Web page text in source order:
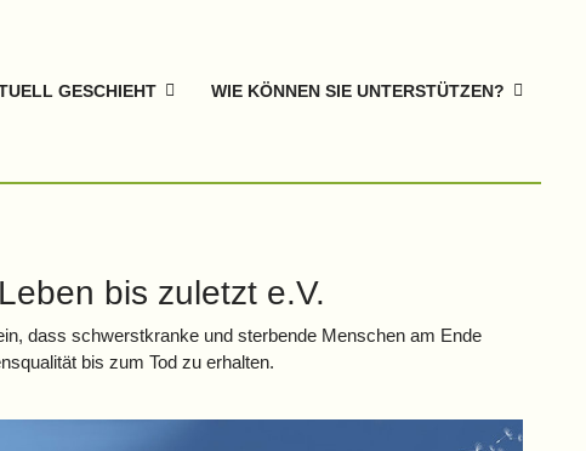
GESCHIEHT WIE KÖNNEN SIE UNTERSTÜTZEN?
bis zuletzt e.V.
dass schwerstkranke und sterbende Menschen am Ende
bis zum Tod zu erhalten.